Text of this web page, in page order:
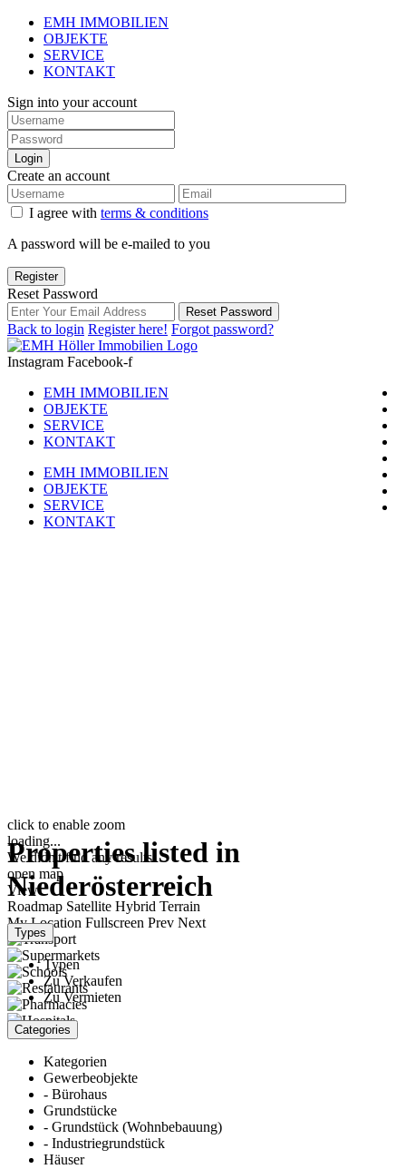
EMH IMMOBILIEN
OBJEKTE
SERVICE
KONTAKT
Sign into your account
Login
Create an account
I agree with terms & conditions
A password will be e-mailed to you
Register
Reset Password
Reset Password
Back to login Register here! Forgot password?
Instagram Facebook-f
EMH IMMOBILIEN
OBJEKTE
SERVICE
KONTAKT
EMH IMMOBILIEN
OBJEKTE
SERVICE
KONTAKT
click to enable zoom
loading...
We didn't find any results
open map
View
Roadmap Satellite Hybrid Terrain
My Location Fullscreen Prev Next
Properties listed in
Niederösterreich
Types
Typen
Zu Verkaufen
Zu Vermieten
Categories
Kategorien
Gewerbeobjekte
- Bürohaus
Grundstücke
- Grundstück (Wohnbebauung)
- Industriegrundstück
Häuser